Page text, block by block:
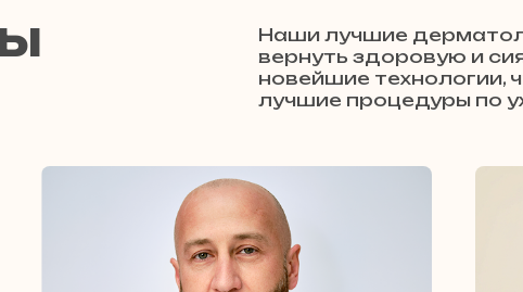
Наши лучшие
вернуть здоровую и
новейшие технологии,
лучшие процедуры по